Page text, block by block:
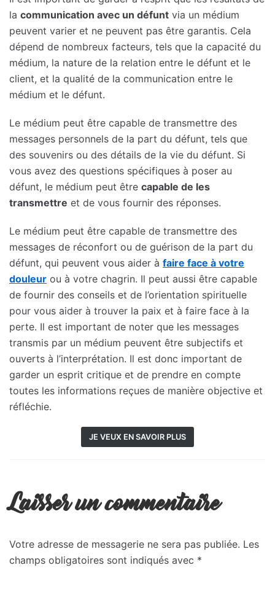
la communication avec un défunt via un médium
peuvent varier et ne peuvent pas être garantis. Cela
dépend de nombreux facteurs, tels que la capacité du
médium, la nature de la relation entre le défunt et le
client, et la qualité de la communication entre le
médium et le défunt.
Le médium peut être capable de transmettre des
messages personnels de la part du défunt, tels que
des souvenirs ou des détails de la vie du défunt. Si
vous avez des questions spécifiques à poser au
défunt, le médium peut être capable de les
transmettre et de vous fournir des réponses.
Le médium peut être capable de transmettre des
messages de réconfort ou de guérison de la part du
défunt, qui peuvent vous aider à faire face à votre
douleur ou à votre chagrin. Il peut aussi être capable
de fournir des conseils et de l’orientation spirituelle
pour vous aider à trouver la paix et à faire face à la
perte. Il est important de noter que les messages
transmis par un médium peuvent être subjectifs et
ouverts à l’interprétation. Il est donc important de
garder un esprit critique et de prendre en compte
toutes les informations reçues de manière objective et
réfléchie.
JE VEUX EN SAVOIR PLUS
Laisser un commentaire
Votre adresse de messagerie ne sera pas publiée. Les
champs obligatoires sont indiqués avec *